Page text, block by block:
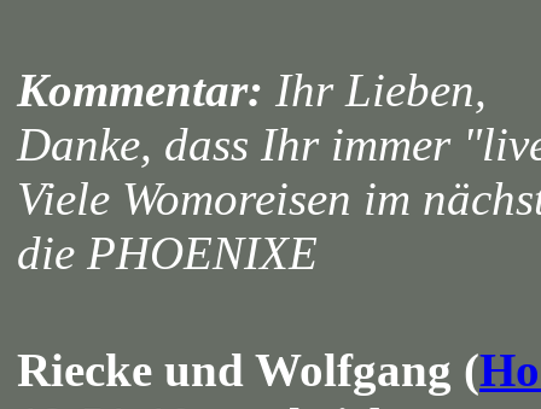
Kommentar: Ihr Lieben,
Danke, dass Ihr immer
Viele Womoreisen im
die PHOENIXE
Riecke und Wolfgang (